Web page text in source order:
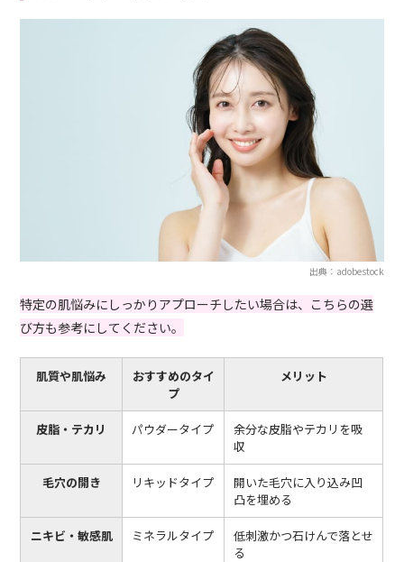
出典：adobestock
特定の肌悩みにしっかりアプローチしたい場合は、こちらの選
び方も参考にしてください。
肌質や肌悩み
おすすめのタイ
プ
メリット
皮脂・テカリ パウダータイプ
余分な皮脂やテカリを吸
収
毛穴の開き リキッドタイプ
開いた毛穴に入り込み凹
凸を埋める
ニキビ・敏感肌 ミネラルタイプ
低刺激かつ石けんで落とせ
る